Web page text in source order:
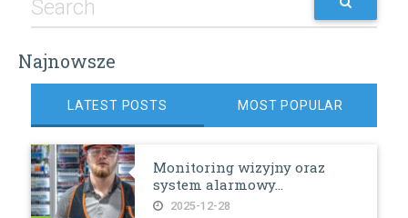
Najnowsze
LATEST POSTS MOST POPULAR
Monitoring wizyjny oraz
system alarmowy...
2025-12-28